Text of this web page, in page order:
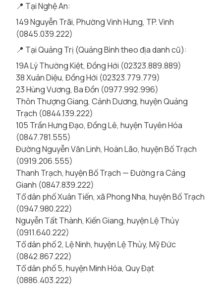
📍 Tại Nghệ An:
149 Nguyễn Trãi, Phường Vinh Hưng, TP. Vinh
(0845.039.222)
📍 Tại Quảng Trị (Quảng Bình theo địa danh cũ):
19A Lý Thường Kiệt, Đồng Hới (02323.889.889)
38 Xuân Diệu, Đồng Hới (02323.779.779)
23 Hùng Vương, Ba Đồn (0977.992.996)
Thôn Thượng Giang, Cảnh Dương, huyện Quảng
Trạch (0844.139.222)
105 Trần Hưng Đạo, Đồng Lê, huyện Tuyên Hóa
(0847.781.555)
Đường Nguyễn Văn Linh, Hoàn Lão, huyện Bố Trạch
(0919.206.555)
Thanh Trạch, huyện Bố Trạch — Đường ra Cảng
Gianh (0847.839.222)
Tổ dân phố Xuân Tiến, xã Phong Nha, huyện Bố Trạch
(0947.980.222)
Nguyễn Tất Thành, Kiến Giang, huyện Lệ Thủy
(0911.640.222)
Tổ dân phố 2, Lệ Ninh, huyện Lệ Thủy, Mỹ Đức
(0842.867.222)
Tổ dân phố 5, huyện Minh Hóa, Quy Đạt
(0886.403.222)